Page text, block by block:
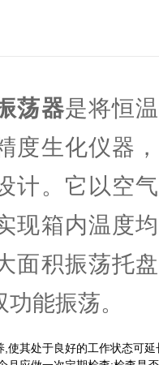
荡器是将恒
度生化仪器
计。它以空
现箱内温度
面积振荡托
能振荡。
其处于良好的工作状态可延